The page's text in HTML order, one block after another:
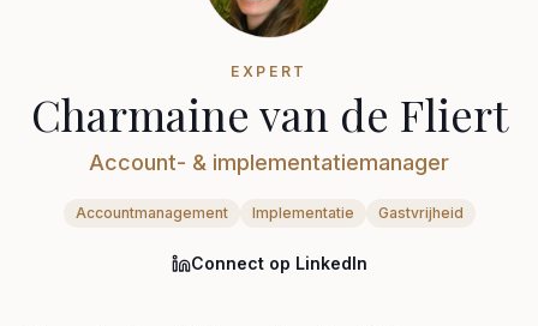
EXPERT
Charmaine van de Fliert
Account- & implementatiemanager
Accountmanagement Implementatie Gastvrijheid
Connect op LinkedIn